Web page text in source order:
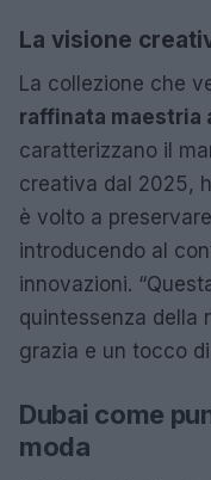
La visione
La collezione che
raffinata maestria
caratterizzano il
creativa dal 2025,
è volto a
introducendo al
innovazioni.
quintessenza della
grazia e un tocco di
Dubai come
moda